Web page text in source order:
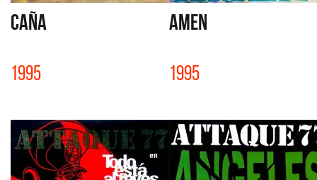
CAÑA
1995
AMEN
1995